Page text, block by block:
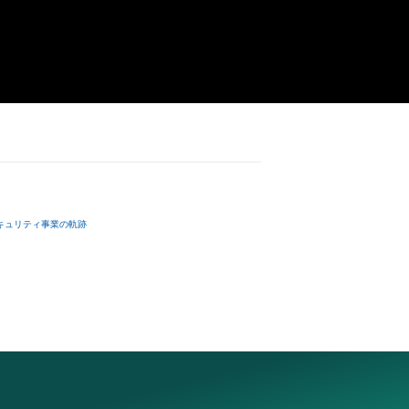
download
Lawrence -
note of
design
and
data
of
reverse
ュリティ事業の軌跡